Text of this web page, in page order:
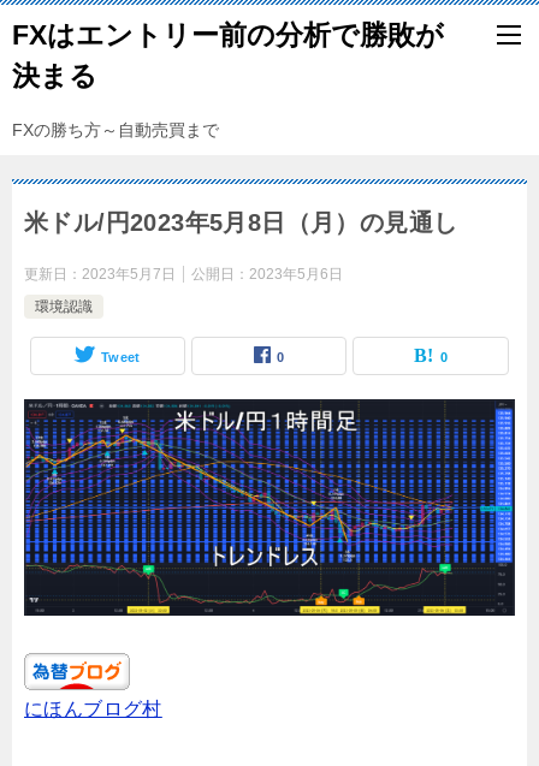
FXはエントリー前の分析で勝敗が
決まる
FXの勝ち方～自動売買まで
米ドル/円2023年5月8日（月）の見通し
更新日： 2023年5月7日 公開日： 2023年5月6日
環境認識
Tweet 0 0
にほんブログ村